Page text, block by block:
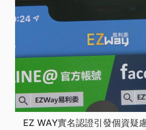
EZ WAY實名認證引發個資疑